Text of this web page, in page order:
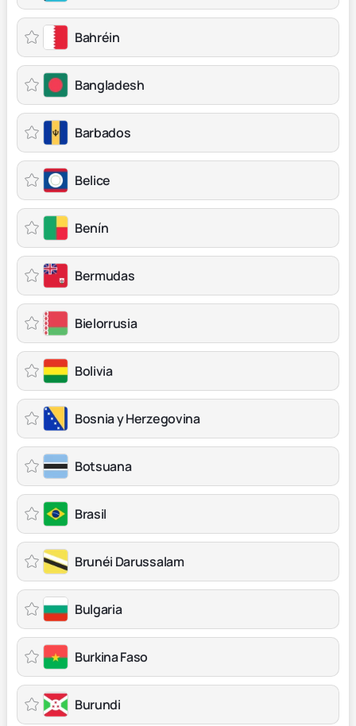
Bahréin
Bangladesh
Barbados
Belice
Benín
Bermudas
Bielorrusia
Bolivia
Bosnia y Herzegovina
Botsuana
Brasil
Brunéi Darussalam
Bulgaria
Burkina Faso
Burundi